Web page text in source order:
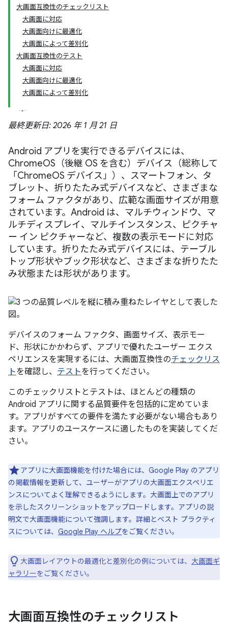
大画面互換性のチェックリスト
大画面に対応
大画面向けに最適化
大画面によって差別化
大画面互換性のテスト
大画面に対応
大画面向けに最適化
大画面によって差別化
最終更新日: 2026 年 1 月 21 日
Android アプリを実行できるデバイスには、
ChromeOS（後継 OS を含む）デバイス（総称して
「ChromeOS デバイス」）、スマートフォン、タ
ブレット、折りたたみ式デバイスなど、さまざまな
フォーム ファクタがあり、広範な画面サイズが用意
されています。Android は、マルチウィンドウ、マ
ルチディスプレイ、マルチインスタンス、ピクチャ
ー イン ピクチャーなど、複数の表示モードに対応
しています。折りたたみ式デバイスには、テーブル
トップ形状やブック形状など、さまざまな折りたた
み状態または形状があります。
デバイスのフォーム ファクタ、画面サイズ、表示モー
ド、形状にかかわらず、アプリで優れたユーザー エクス
ペリエンスを実現するには、大画面互換性のチェックリス
トを確認し、 テストを行ってください。
このチェックリストとテストは、ほとんどの種類の
Android アプリに関する品質要件を包括的に定めていま
す。アプリがすべての要件を満たす必要がない場合もあり
ます。アプリのユースケースに適したものを実装してくだ
さい。
アプリに大画面機能を付けた場合には、Google Play のアプリ
の掲載情報を更新して、ユーザーがアプリの大画面エクスペリエ
ンスについてよく理解できるようにします。大画面上でのアプリ
を示したスクリーンショットをアップロードします。アプリの説
明文で大画面機能について強調します。詳細とベスト プラクティ
スについては、 Google Play ヘルプをご覧ください。
大画面レイアウトの最適化と差別化の例については、 大画面ギ
ャラリーをご覧ください。
大画面互換性のチェックリスト